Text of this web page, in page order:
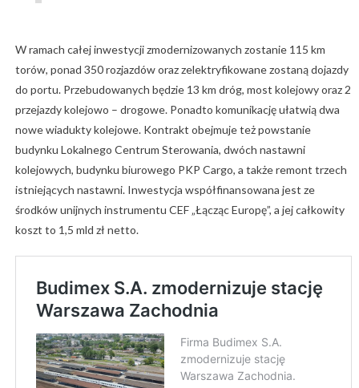
W ramach całej inwestycji zmodernizowanych zostanie 115 km
torów, ponad 350 rozjazdów oraz zelektryfikowane zostaną dojazdy
do portu. Przebudowanych będzie 13 km dróg, most kolejowy oraz 2
przejazdy kolejowo – drogowe. Ponadto komunikację ułatwią dwa
nowe wiadukty kolejowe. Kontrakt obejmuje też powstanie
budynku Lokalnego Centrum Sterowania, dwóch nastawni
kolejowych, budynku biurowego PKP Cargo, a także remont trzech
istniejących nastawni. Inwestycja współfinansowana jest ze
środków unijnych instrumentu CEF „Łącząc Europę”, a jej całkowity
koszt to 1,5 mld zł netto.